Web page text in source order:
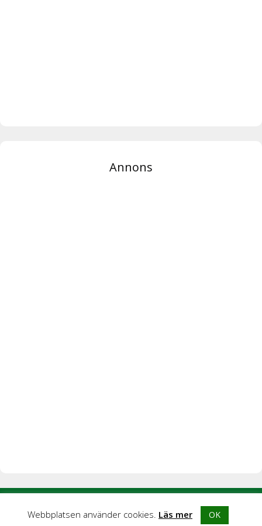
Annons
Kontakta oss|
Blogghubb
Webbplatsen använder cookies. Läs mer OK